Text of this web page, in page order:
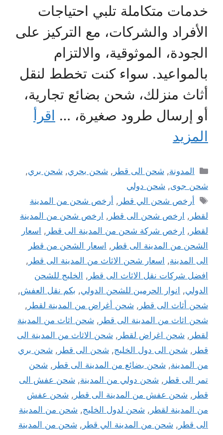
خدمات متكاملة تلبي احتياجات
الأفراد والشركات، مع التركيز على
الجودة، الموثوقية، والالتزام
بالمواعيد. سواء كنت تخطط لنقل
أثاث منزلك، شحن بضائع تجارية،
أو إرسال طرود صغيرة، … اقرأ
المزيد
التصنيفات
المدونة, شحن الى قطر , شحن بحري, شحن بري,
شحن جوى, شحن دولي
الوسوم
أرخص شحن الي قطر , أرخص شحن من المدينة
لقطر , ارخص شحن الى قطر , ارخص شحن من المدينة
لقطر , ارخص شركة شحن من المدينة الى قطر , اسعار
الشحن من المدينة الى قطر , اسعار الشحن من قطر
الى المدينة, اسعار شحن الاثاث من المدينة الى قطر ,
افضل شركات نقل الاثاث الى قطر , الخليج للشحن
الدولي, انوار الحرمين للشحن الدولي, بكم نقل العفش,
شحن أثاث الى قطر , شحن أغراض من المدينة لقطر ,
شحن اثاث من المدينة الى قطر , شحن اثاث من المدينة
لقطر , شحن اغراض لقطر , شحن الاثاث من المدينة الى
قطر , شحن الى دول الخليج, شحن الى قطر , شحن بري
من المدينة, شحن بضائع من المدينة الى قطر , شحن
تمر الى قطر , شحن دولي من المدينة, شحن عفش الى
قطر , شحن عفش من المدينة الى قطر , شحن عفش
من المدينة لقطر , شحن لدول الخليج, شحن من المدينة
الى قطر , شحن من المدينة الي قطر , شحن من المدينة